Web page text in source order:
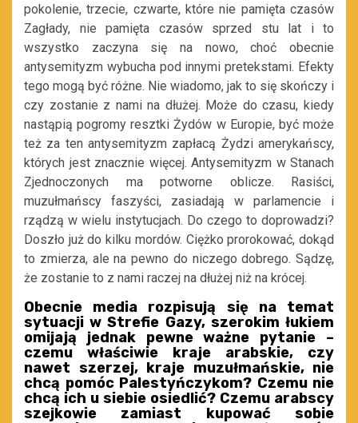
pokolenie, trzecie, czwarte, które nie pamięta czasów
Zagłady, nie pamięta czasów sprzed stu lat i to
wszystko zaczyna się na nowo, choć obecnie
antysemityzm wybucha pod innymi pretekstami. Efekty
tego mogą być różne. Nie wiadomo, jak to się skończy i
czy zostanie z nami na dłużej. Może do czasu, kiedy
nastąpią pogromy resztki Żydów w Europie, być może
też za ten antysemityzm zapłacą Żydzi amerykańscy,
których jest znacznie więcej. Antysemityzm w Stanach
Zjednoczonych ma potworne oblicze. Rasiści,
muzułmańscy faszyści, zasiadają w parlamencie i
rządzą w wielu instytucjach. Do czego to doprowadzi?
Doszło już do kilku mordów. Ciężko prorokować, dokąd
to zmierza, ale na pewno do niczego dobrego. Sądzę,
że zostanie to z nami raczej na dłużej niż na krócej.
Obecnie media rozpisują się na temat
sytuacji w Strefie Gazy, szerokim łukiem
omijają jednak pewne ważne pytanie –
czemu właściwie kraje arabskie, czy
nawet szerzej, kraje muzułmańskie, nie
chcą pomóc Palestyńczykom? Czemu nie
chcą ich u siebie osiedlić? Czemu arabscy
szejkowie zamiast kupować sobie